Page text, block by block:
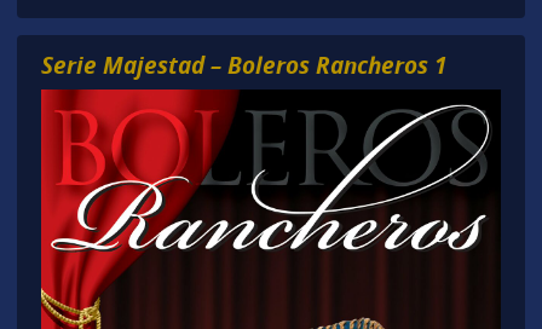
Serie Majestad – Boleros Rancheros 1